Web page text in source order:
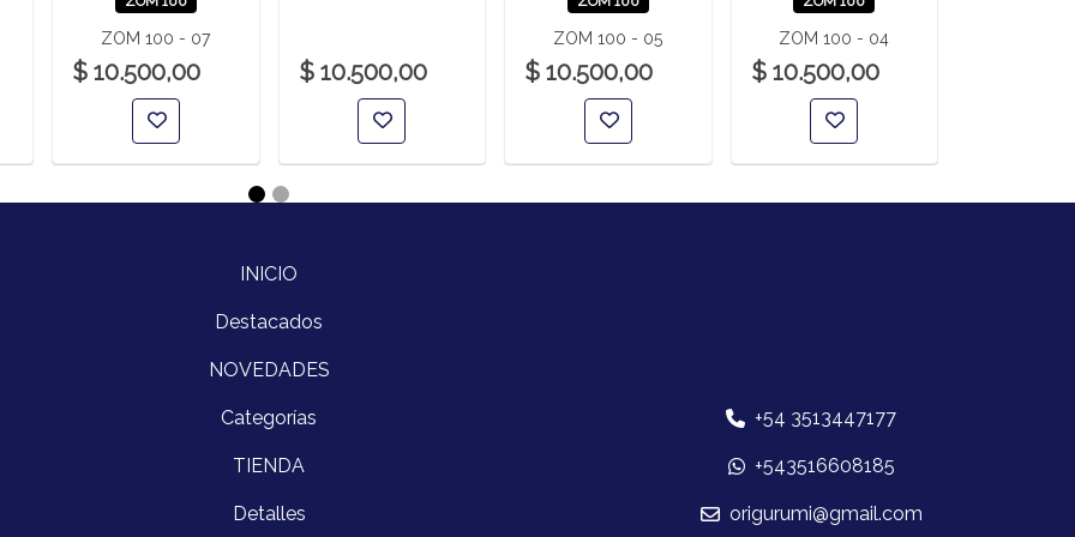
ZOM 100 - 07
$ 10.500,00 $ 10.500,00
ZOM 100 - 05
$ 10.500,00
ZOM 100 - 04
$ 10.500,00
INICIO
Destacados
NOVEDADES
Categorías
TIENDA
Detalles
+54 3513447177
+543516608185
origurumi@gmail.com